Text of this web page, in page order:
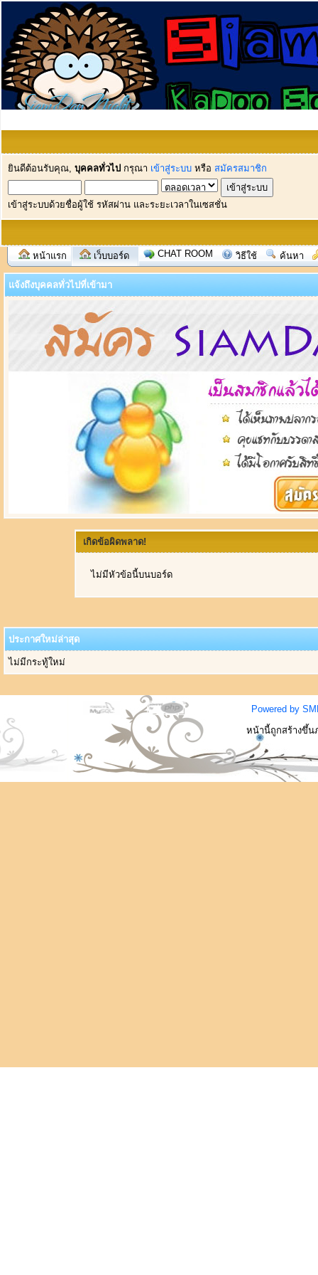
ยินดีต้อนรับคุณ, บุคคลทั่วไป กรุณา เข้าสู่ระบบ หรือ สมัครสมาชิก
เข้าสู่ระบบด้วยชื่อผู้ใช้ รหัสผ่าน และระยะเวลาในเซสชั่น
หน้าแรก เว็บบอร์ด CHAT ROOM วิธีใช้ ค้นหา
แจ้งถึงบุคคลทั่วไปที่เข้ามา
เกิดข้อผิดพลาด!
ไม่มีหัวข้อนี้บนบอร์ด
ประกาศใหม่ล่าสุด
ไม่มีกระทู้ใหม่
Powered by
หน้านี้ถูกสร้างขึ้น